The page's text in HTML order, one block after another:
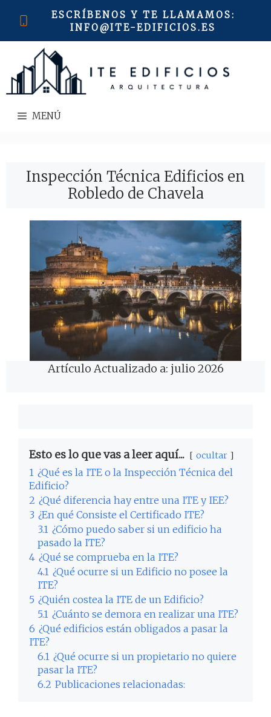
ESCRÍBENOS Y TE LLAMAMOS:
INFO@ITE-EDIFICIOS.ES
MENÚ
Inspección Técnica Edificios en
Robledo de Chavela
Artículo Actualizado a: julio 2026
Esto es lo que vas a leer aquí... ocultar
1 ¿Qué es la ITE o la Inspección Técnica del
Edificio?
2 ¿Qué diferencia hay entre una ITE y IEE?
3 ¿En qué Consiste el Certificado ITE?
3.1 ¿Cómo puedo saber si un edificio ha
pasado la ITE?
4 ¿Qué se comprueba en la ITE?
4.1 ¿Qué ocurre si un Edificio no posee la
ITE?
5 ¿Quién costea la ITE de un Edificio?
5.1 ¿Cuánto se demora en realizar una ITE?
6 ¿Qué edificios están obligados a pasar la
ITE?
6.1 ¿Qué ocurre si un propietario no quiere
pasar la ITE?
6.2 Publicaciones relacionadas: